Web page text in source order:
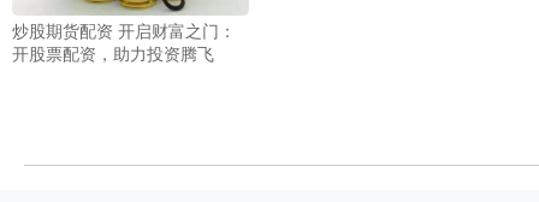
炒股期货配资 开启财富之门：
开股票配资，助力投资腾飞